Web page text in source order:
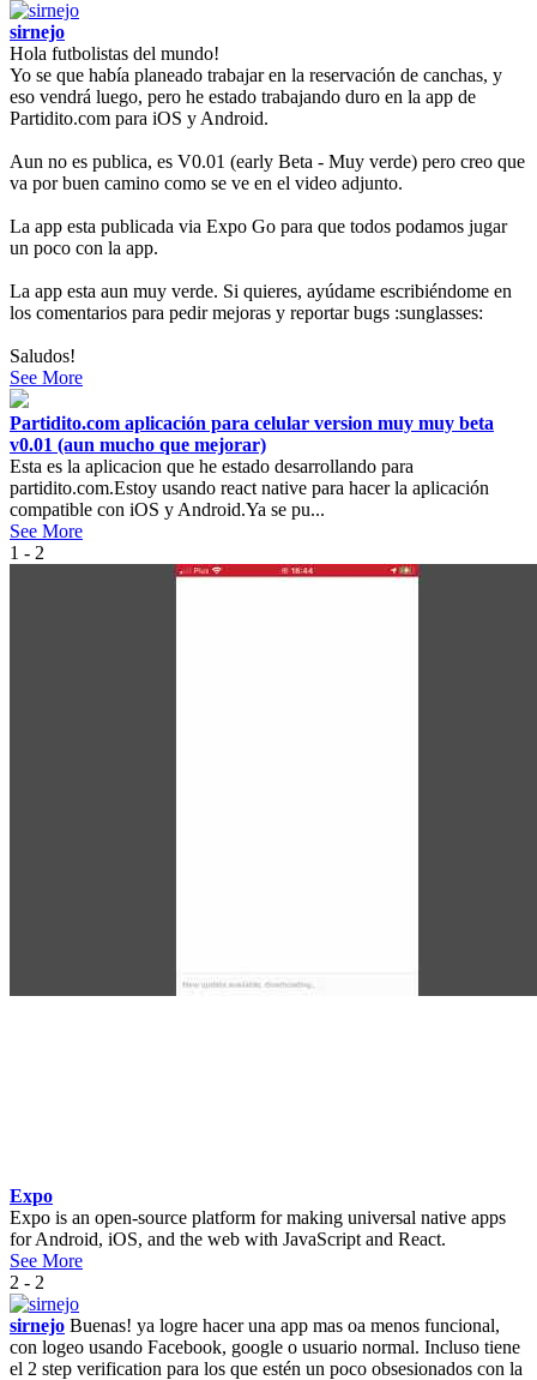
sirnejo
Hola futbolistas del mundo!
Yo se que había planeado trabajar en la reservación de canchas, y
eso vendrá luego, pero he estado trabajando duro en la app de
Partidito.com para iOS y Android.
Aun no es publica, es V0.01 (early Beta - Muy verde) pero creo que
va por buen camino como se ve en el video adjunto.
La app esta publicada via Expo Go para que todos podamos jugar
un poco con la app.
La app esta aun muy verde. Si quieres, ayúdame escribiéndome en
los comentarios para pedir mejoras y reportar bugs :sunglasses:
Saludos!
See More
Partidito.com aplicación para celular version muy muy beta
v0.01 (aun mucho que mejorar)
Esta es la aplicacion que he estado desarrollando para
partidito.com.Estoy usando react native para hacer la aplicación
compatible con iOS y Android.Ya se pu...
See More
1 - 2
Expo
Expo is an open-source platform for making universal native apps
for Android, iOS, and the web with JavaScript and React.
See More
2 - 2
sirnejo Buenas! ya logre hacer una app mas oa menos funcional,
con logeo usando Facebook, google o usuario normal. Incluso tiene
el 2 step verification para los que estén un poco obsesionados con la